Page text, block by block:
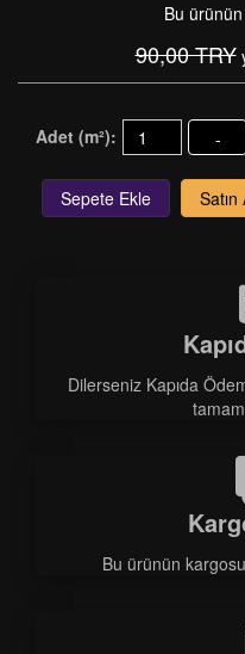
Bu
90,00 TRY
Adet (m²): -
Sepete Ekle Satın
Dilerseniz Kapıda
Bu ürünün